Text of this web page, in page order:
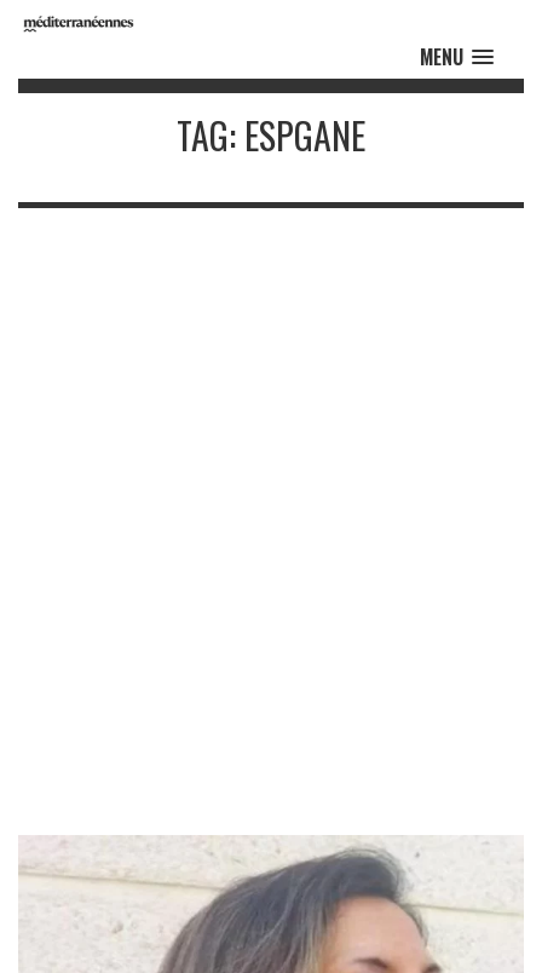
MENU
TAG: ESPGANE